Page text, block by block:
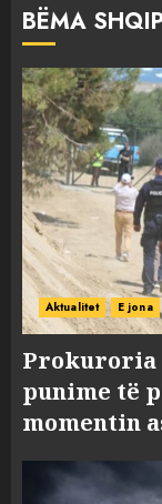
BËMA
Aktualitet E jona
Prokuroria
punime të
momentin